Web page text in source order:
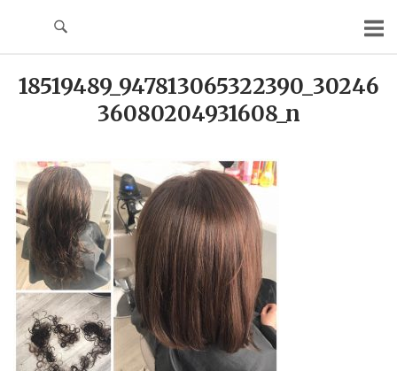
18519489_947813065322390_30246
36080204931608_n